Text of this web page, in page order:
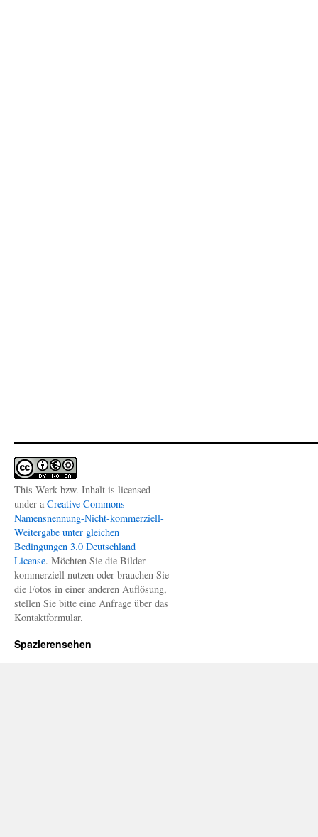
This Werk bzw. Inhalt is licensed
under a Creative Commons
Namensnennung-Nicht-kommerziell-
Weitergabe unter gleichen
Bedingungen 3.0 Deutschland
License. Möchten Sie die Bilder
kommerziell nutzen oder brauchen Sie
die Fotos in einer anderen Auflösung,
stellen Sie bitte eine Anfrage über das
Kontaktformular.
Spazierensehen